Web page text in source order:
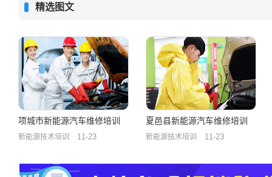
精选图文
项城市新能源汽车维修培训
新能源技术培训 11-23
夏邑县新能源汽车维修培训
新能源技术培训 11-23